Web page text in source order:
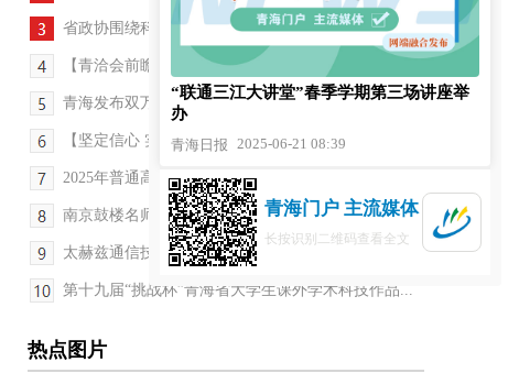
省政协围绕科技成果转化开展调研
【青洽会前瞻】人形机器人将亮相青洽会
青海发布双万兆5G-A及“AI+政企融智”创新产品
【坚定信心 实干争先 深入学习贯彻习近平总书记考...
2025年普通高考“评卷开放日”活动举行
南京鼓楼名师团来青海西宁送教
太赫兹通信技术在青海省得到了成功验证
第十九届“挑战杯”青海省大学生课外学术科技作品...
热点图片
“联通三江大讲堂”春季学期第三场讲座举
办
青海日报 2025-06-21 08:39
青海门户 主流媒体
长按识别二维码查看全文